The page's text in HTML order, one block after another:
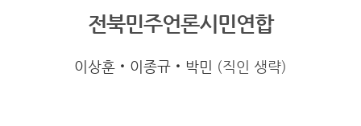
전북민주언론시민연합
이상훈‧이종규‧박민 (직인 생략)